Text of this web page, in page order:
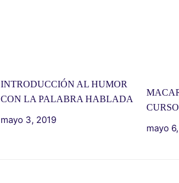
INTRODUCCIÓN AL HUMOR
CON LA PALABRA HABLADA
mayo 3, 2019
mayo